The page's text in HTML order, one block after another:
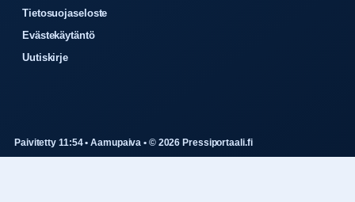
Tietosuojaseloste
Evästekäytäntö
Uutiskirje
Paivitetty 11:54 • Aamupaiva • © 2026 Pressiportaali.fi